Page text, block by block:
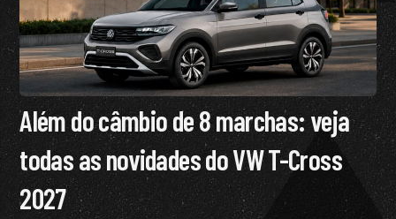
Além do câmbio de 8 marchas: veja
todas as novidades do VW T-Cross
2027